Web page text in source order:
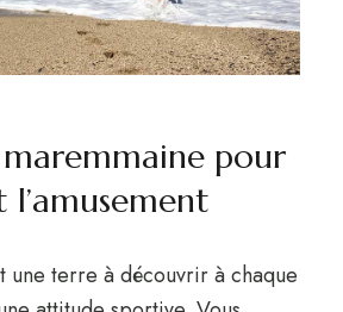
pour
une terre à découvrir à chaque